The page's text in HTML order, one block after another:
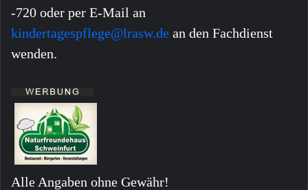
-720 oder per E-Mail an
kindertagespflege@lrasw.de an den Fachdienst
wenden.
Alle Angaben ohne Gewähr!